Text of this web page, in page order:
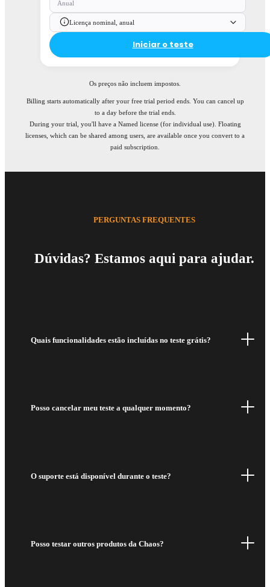
Anual
Licença nominal, anual
Iniciar o teste
Os preços não incluem impostos.
Billing starts automatically after your free trial period ends. You can cancel up
to a day before the trial ends.
During your trial, you'll have a Named license (for individual use). Floating
licenses, which can be shared among users, are available once you convert to a
paid subscription.
Dúvidas? Estamos aqui para ajudar.
PERGUNTAS FREQUENTES
Quais funcionalidades estão incluídas no teste grátis?
Posso cancelar meu teste a qualquer momento?
O suporte está disponível durante o teste?
Posso testar outros produtos da Chaos?